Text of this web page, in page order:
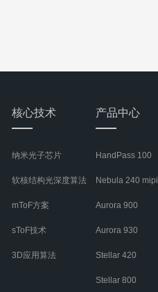
核心技术
纳米光子芯片
软核结构光深度算法
mToF方案
sToF技术
3D应用算法
产品中心
HandPass 100
Nebula 240 mipi
Aurora 900
Aurora 930
Stellar 420
Stellar 800